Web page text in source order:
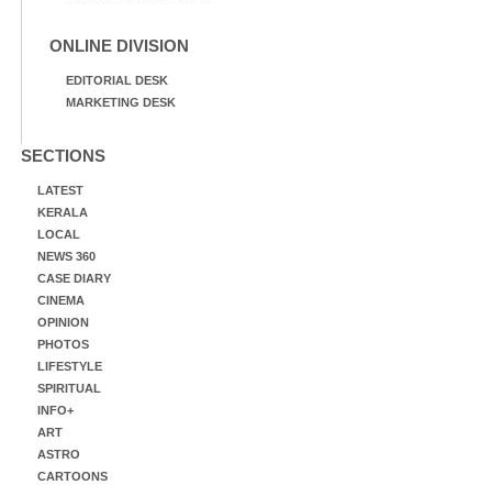
ONLINE DIVISION
EDITORIAL DESK
MARKETING DESK
SECTIONS
LATEST
KERALA
LOCAL
NEWS 360
CASE DIARY
CINEMA
OPINION
PHOTOS
LIFESTYLE
SPIRITUAL
INFO+
ART
ASTRO
CARTOONS